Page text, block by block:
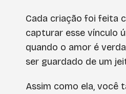
Cada criação foi feita
capturar esse vínculo
quando o amor é
ser guardado de um
Assim como ela, você